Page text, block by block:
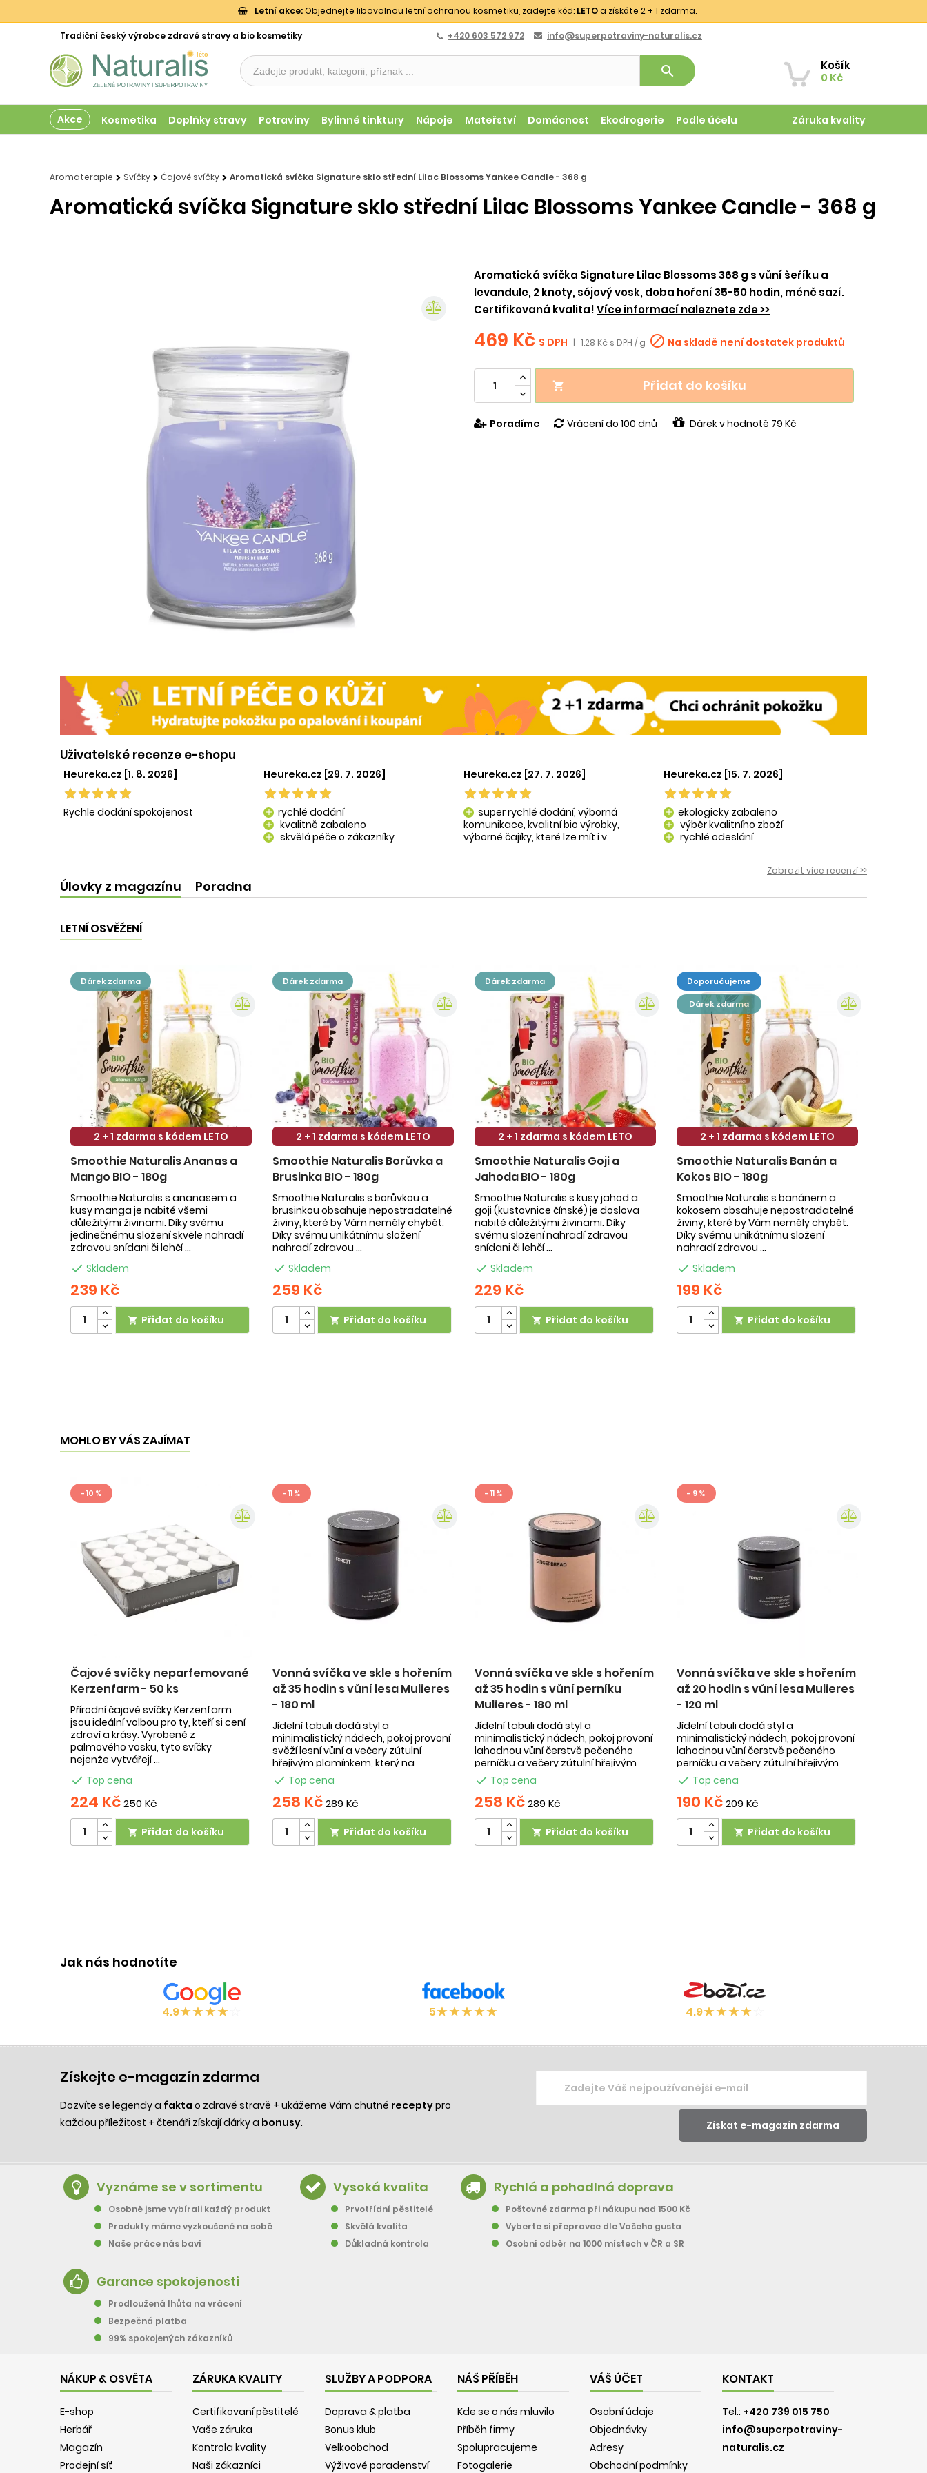
Letní akce:Objednejte libovolnou letní ochranou kosmetiku, zadejte kód: LETOa získáte 2 + 1 zdarma.
Tradiční český výrobce zdravé stravy a bio kosmetiky +420 603 572 972 info@superpotraviny-naturalis.cz
Košík
0 Kč
search
Akce Kosmetika Doplňky stravy Potraviny Bylinné tinktury Nápoje Mateřství Domácnost Ekodrogerie Podle účelu Záruka kvality
Aromaterapie Svíčky Čajové svíčky Aromatická svíčka Signature sklo střední Lilac Blossoms Yankee Candle - 368 g
Aromatická svíčka Signature sklo střední Lilac Blossoms Yankee Candle - 368 g
Aromatická svíčka Signature Lilac Blossoms 368 g s vůní šeříku a
levandule, 2 knoty, sójový vosk, doba hoření 35-50 hodin, méně sazí.
Certifikovaná kvalita!Více informací naleznete zde >>
469 Kč S DPH | 1.28 Kč s DPH / g  Na skladě není dostatek produktů
 Přidat do košíku
Poradíme Vrácení do 100 dnů Dárek v hodnotě 79 Kč
Uživatelské recenze e-shopu
Heureka.cz [1. 8. 2026]
Rychle dodání spokojenost
Heureka.cz [29. 7. 2026]
add rychlé dodání
add kvalitně zabaleno
add skvělá péče o zákazníky
Heureka.cz [27. 7. 2026]
add super rychlé dodání, výborná
komunikace, kvalitní bio výrobky,
výborné čajíky, které lze mít i v
Heureka.cz [15. 7. 2026]
add ekologicky zabaleno
add výběr kvalitního zboží
add rychlé odeslání
Zobrazit více recenzí >>
Úlovky z magazínu Poradna
LETNÍ OSVĚŽENÍ
dárek zdarma
2 + 1 zdarma s kódem LETO
Smoothie Naturalis Ananas a
Mango BIO - 180g
Smoothie Naturalis s ananasem a
kusy manga je nabité všemi
důležitými živinami. Díky svému
jedinečnému složení skvěle nahradí
zdravou snídani či lehčí ...
 Skladem
239 Kč
 Přidat do košíku
dárek zdarma
2 + 1 zdarma s kódem LETO
Smoothie Naturalis Borůvka a
Brusinka BIO - 180g
Smoothie Naturalis s borůvkou a
brusinkou obsahuje nepostradatelné
živiny, které by Vám neměly chybět.
Díky svému unikátnímu složení
nahradí zdravou ...
 Skladem
259 Kč
 Přidat do košíku
dárek zdarma
2 + 1 zdarma s kódem LETO
Smoothie Naturalis Goji a
Jahoda BIO - 180g
Smoothie Naturalis s kusy jahod a
goji (kustovnice čínské) je doslova
nabité důležitými živinami. Díky
svému složení nahradí zdravou
snídani či lehčí ...
 Skladem
229 Kč
 Přidat do košíku
doporučujeme
dárek zdarma
2 + 1 zdarma s kódem LETO
Smoothie Naturalis Banán a
Kokos BIO - 180g
Smoothie Naturalis s banánem a
kokosem obsahuje nepostradatelné
živiny, které by Vám neměly chybět.
Díky svému unikátnímu složení
nahradí zdravou ...
 Skladem
199 Kč
 Přidat do košíku
MOHLO BY VÁS ZAJÍMAT
- 10 %
Čajové svíčky neparfemované
Kerzenfarm - 50 ks
Přírodní čajové svíčky Kerzenfarm
jsou ideální volbou pro ty, kteří si cení
zdraví a krásy. Vyrobené z
palmového vosku, tyto svíčky
nejenže vytvářejí ...
 Top cena
224 Kč250 Kč
 Přidat do košíku
- 11 %
Vonná svíčka ve skle s hořením
až 35 hodin s vůní lesa Mulieres
- 180 ml
Jídelní tabuli dodá styl a
minimalistický nádech, pokoj provoní
svěží lesní vůní a večery zútulní
hřejivým plamínkem, který na
celulózovém knotu ...
 Top cena
258 Kč289 Kč
 Přidat do košíku
- 11 %
Vonná svíčka ve skle s hořením
až 35 hodin s vůní perníku
Mulieres - 180 ml
Jídelní tabuli dodá styl a
minimalistický nádech, pokoj provoní
lahodnou vůní čerstvě pečeného
perníčku a večery zútulní hřejivým
plamínkem, který na ...
 Top cena
258 Kč289 Kč
 Přidat do košíku
- 9 %
Vonná svíčka ve skle s hořením
až 20 hodin s vůní lesa Mulieres
- 120 ml
Jídelní tabuli dodá styl a
minimalistický nádech, pokoj provoní
lahodnou vůní čerstvě pečeného
perníčku a večery zútulní hřejivým
plamínkem, který na ...
 Top cena
190 Kč209 Kč
 Přidat do košíku
Jak nás hodnotíte
4.9★★★★ 5★★★★★ 4.9★★★★
Získejte e-magazín zdarma
Dozvíte se legendy a fakta o zdravé stravě + ukážeme Vám chutné receptypro
každou příležitost + čtenáři získají dárky a bonusy.
Vyznáme se v sortimentu
Osobně jsme vybírali každý produkt
Produkty máme vyzkoušené na sobě
Naše práce nás baví
Vysoká kvalita
Prvotřídní pěstitelé
Skvělá kvalita
Důkladná kontrola
Rychlá a pohodlná doprava
Poštovné zdarma při nákupu nad 1500 Kč
Vyberte si přepravce dle Vašeho gusta
Osobní odběr na 1000 místech v ČR a SR
Garance spokojenosti
Prodloužená lhůta na vrácení
Bezpečná platba
99% spokojených zákazníků
NÁKUP & OSVĚTA
E-shop
Herbář
Magazín
Prodejní síť
ZÁRUKA KVALITY
Certifikovaní pěstitelé
Vaše záruka
Kontrola kvality
Naši zákazníci
SLUŽBY A PODPORA
Doprava & platba
Bonus klub
Velkoobchod
Výživové poradenství
NÁŠ PŘÍBĚH
Kde se o nás mluvilo
Příběh firmy
Spolupracujeme
Fotogalerie
VÁŠ ÚČET
Osobní údaje
Objednávky
Adresy
Obchodní podmínky
KONTAKT
Tel.: +420 739 015 750
info@superpotraviny-
naturalis.cz